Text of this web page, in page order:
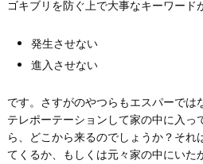
ゴキブリを防ぐ上で大事なキーワード
発生させない
進入させない
です。さすがのやつらもエスパーでは
テレポーテーションして家の中に入っ
ら、どこから来るのでしょうか？それ
てくるか、もしくは元々家の中にいた